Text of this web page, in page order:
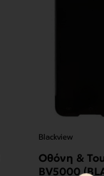
Blackview
Οθόνη &
BV5000